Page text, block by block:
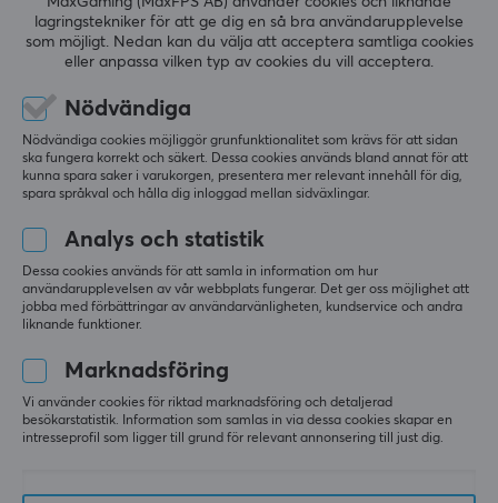
0.0
Baserat på 0 recensioner
5
0%
4
0%
3
0%
1
LÄMNA RECENSION
Mer från vårt Community
lagringstekniker för att ge dig en så bra användarupplevelse
som möjligt. Nedan kan du välja att acceptera samtliga cookies
eller anpassa vilken typ av cookies du vill acceptera.
Nödvändiga
Nödvändiga cookies möjliggör grunfunktionalitet som krävs för att sidan
ska fungera korrekt och säkert. Dessa cookies används bland annat för att
kunna spara saker i varukorgen, presentera mer relevant innehåll för dig,
spara språkval och hålla dig inloggad mellan sidväxlingar.
Analys och statistik
Dessa cookies används för att samla in information om hur
användarupplevelsen av vår webbplats fungerar. Det ger oss möjlighet att
jobba med förbättringar av användarvänligheten, kundservice och andra
liknande funktioner.
Marknadsföring
Vi använder cookies för riktad marknadsföring och detaljerad
besökarstatistik. Information som samlas in via dessa cookies skapar en
intresseprofil som ligger till grund för relevant annonsering till just dig.